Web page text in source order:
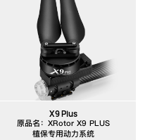
X9 Plus
原品名：XRotor X9 PLUS
植保专用动力系统